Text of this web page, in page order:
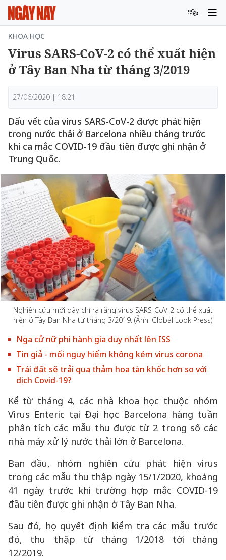
KHOA HỌC
Virus SARS-CoV-2 có thể xuất hiện
ở Tây Ban Nha từ tháng 3/2019
27/06/2020 | 18:21
Dấu vết của virus SARS-CoV-2 được phát hiện
trong nước thải ở Barcelona nhiều tháng trước
khi ca mắc COVID-19 đầu tiên được ghi nhận ở
Trung Quốc.
Nghiên cứu mới đây chỉ ra rằng virus SARS-CoV-2 có thể xuất
hiện ở Tây Ban Nha từ tháng 3/2019. (Ảnh: Global Look Press)
Nga cử nữ phi hành gia duy nhất lên ISS
Tin giả - mối nguy hiểm không kém virus corona
Trái đất sẽ trải qua thảm họa tàn khốc hơn so với
dịch Covid-19?
Kể từ tháng 4, các nhà khoa học thuộc nhóm
Virus Enteric tại Đại học Barcelona hàng tuần
phân tích các mẫu thu được từ 2 trong số các
nhà máy xử lý nước thải lớn ở Barcelona.
Ban đầu, nhóm nghiên cứu phát hiện virus
trong các mẫu thu thập ngày 15/1/2020, khoảng
41 ngày trước khi trường hợp mắc COVID-19
đầu tiên được ghi nhận ở Tây Ban Nha.
Sau đó, họ quyết định kiểm tra các mẫu trước
đó, thu thập từ tháng 1/2018 tới tháng
12/2019.